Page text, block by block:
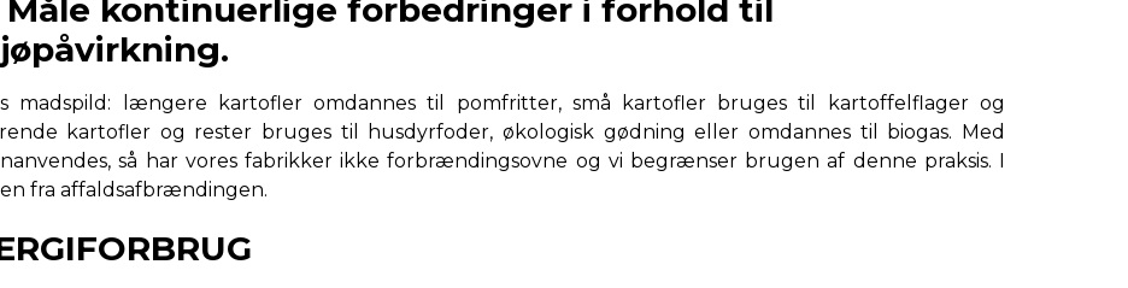
Måle kontinuerlige forbedringer i forhold til
madspild: længere kartofler omdannes til pomfritter, små kartofler bruges til kartoffelflager og
kartofler og rester bruges til husdyrfoder, økologisk gødning eller omdannes til biogas. Med
så har vores fabrikker ikke forbrændingsovne og vi begrænser brugen af denne praksis. I
fra affaldsafbrændingen.